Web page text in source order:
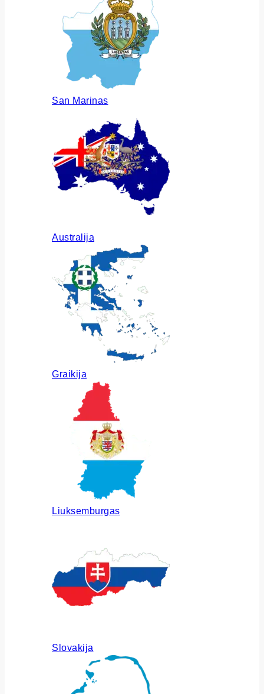
San Marinas
Australija
Graikija
Liuksemburgas
Slovakija